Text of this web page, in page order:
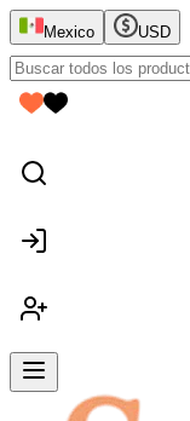
Mexico USD